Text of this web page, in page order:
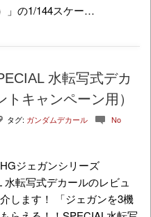
」の1/144スケー…
水転写式デカ
キャンペーン用）
タグ: ガンダムデカール c No
ジェガンシリーズ
水転写式デカールのレビュ
します！ 「ジェガンを3機